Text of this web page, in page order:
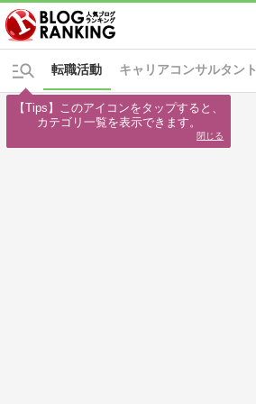
キャリアコンサルタント
転職活動
【Tips】このアイコンをタップすると、
カテゴリ一覧を表示できます。
閉じる